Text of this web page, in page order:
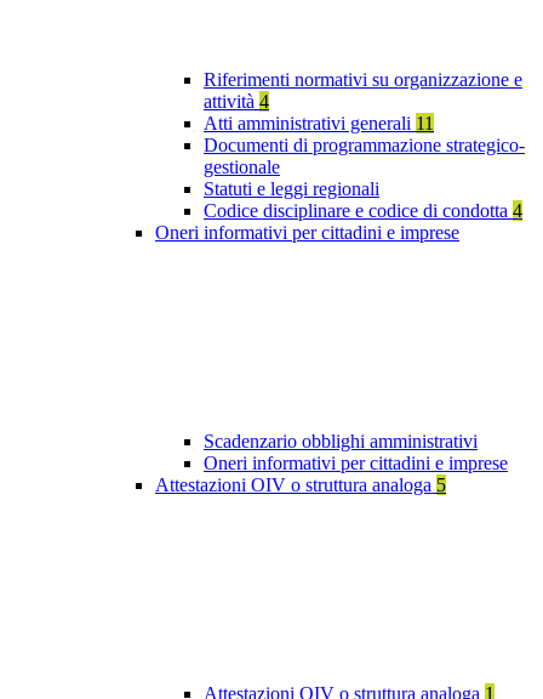
Riferimenti normativi su organizzazione e
attività 4
Atti amministrativi generali 11
Documenti di programmazione strategico-
gestionale
Statuti e leggi regionali
Codice disciplinare e codice di condotta 4
Oneri informativi per cittadini e imprese
Scadenzario obblighi amministrativi
Oneri informativi per cittadini e imprese
Attestazioni OIV o struttura analoga 5
Attestazioni OIV o struttura analoga 1